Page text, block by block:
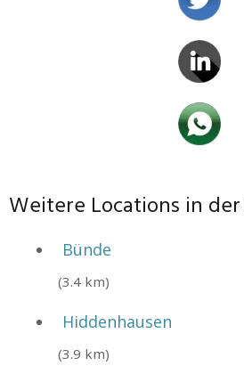
Weitere Locations in
Bünde
(3.4 km)
Hiddenhausen
(3.9 km)